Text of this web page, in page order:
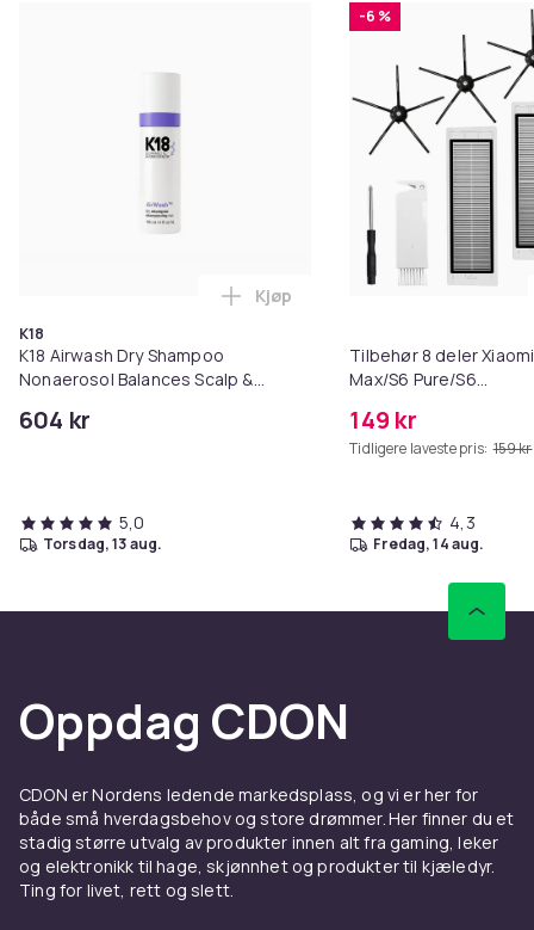
K18
K18 Airwash Dry Shampoo
Nonaerosol Balances Scalp &
604 kr
Legg K18 Airwash Dry
Kjøp
5,0
torsdag, 13 aug.
-6 %
Tilbehør 8 deler
Max/S6 Pure/S6
149 kr
Tidligere laveste pris: 159 kr
4,3
fredag, 14 aug.
Oppdag CDON
CDON er Nordens ledende markedsplass, og vi er her for
både små hverdagsbehov og store drømmer. Her finner du et
stadig større utvalg av produkter innen alt fra gaming, leker
og elektronikk til hage, skjønnhet og produkter til kjæledyr.
Ting for livet, rett og slett.